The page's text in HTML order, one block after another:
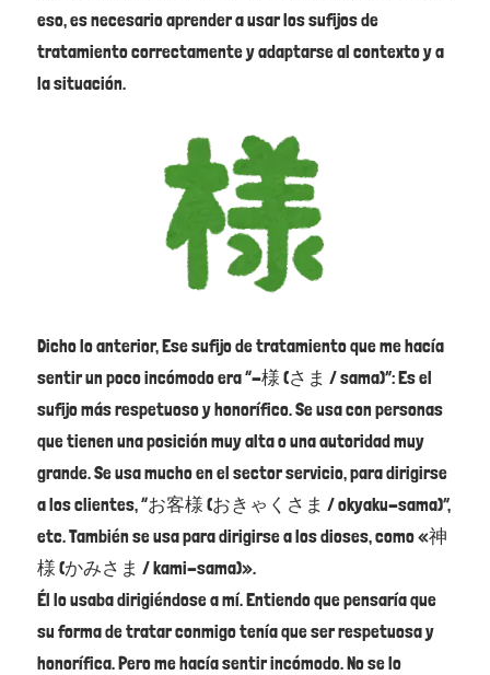
eso, es necesario aprender a usar los sufijos de
tratamiento correctamente y adaptarse al contexto y a
la situación.
Dicho lo anterior, Ese sufijo de tratamiento que me hacía
sentir un poco incómodo era “-様 (さま / sama)”: Es el
sufijo más respetuoso y honorífico. Se usa con personas
que tienen una posición muy alta o una autoridad muy
grande. Se usa mucho en el sector servicio, para dirigirse
a los clientes, “お客様 (おきゃくさま / okyaku-sama)”,
etc. También se usa para dirigirse a los dioses, como «神
様 (かみさま / kami-sama)».
Él lo usaba dirigiéndose a mí. Entiendo que pensaría que
su forma de tratar conmigo tenía que ser respetuosa y
honorífica. Pero me hacía sentir incómodo. No se lo